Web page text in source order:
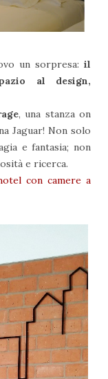
un sorpresa: il
al design,
, una stanza on
Jaguar! Non solo
e fantasia; non
e ricerca.
con camere a